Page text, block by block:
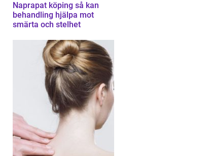
Naprapat köping så kan
behandling hjälpa mot
smärta och stelhet